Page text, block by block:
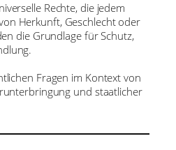
Rechte, die jedem
Herkunft, Geschlecht oder
die Grundlage für Schutz,
Fragen im Kontext von
und staatlicher